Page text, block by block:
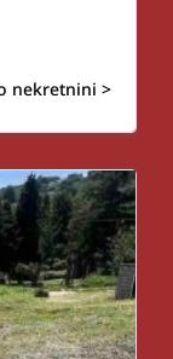
nekretnini >